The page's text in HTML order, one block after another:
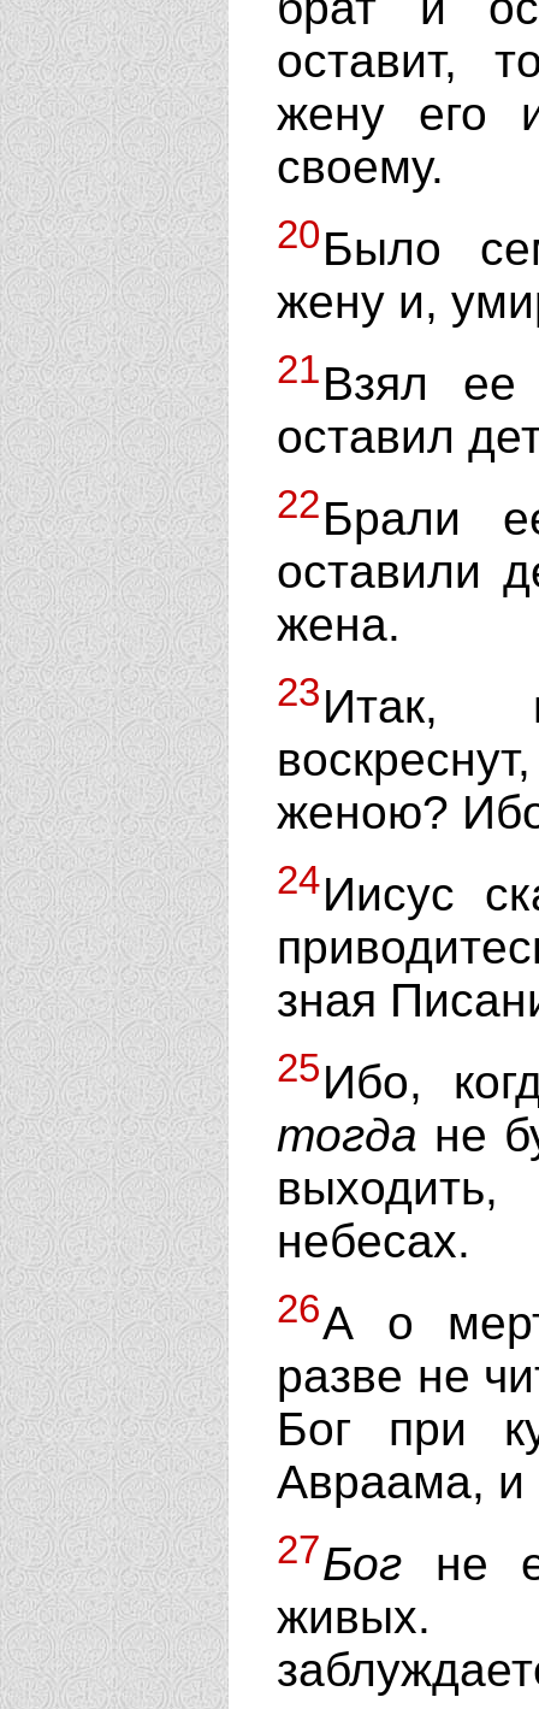
оставит,
жену его
своему.
20Было
жену и,
21Взял
оставил
22Брали
оставили
жена.
23Итак,
женою?
24Иисус
зная
25Ибо,
тогда не
небесах.
26А о
разве не
Бог при
Авраама, и
27Бог не